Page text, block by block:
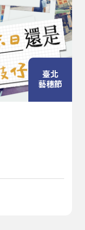
臺北
藝穗節